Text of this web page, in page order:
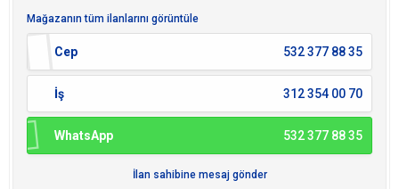
Mağazanın tüm ilanlarını görüntüle
Cep 532 377 88 35
İş 312 354 00 70
WhatsApp 532 377 88 35
İlan sahibine mesaj gönder